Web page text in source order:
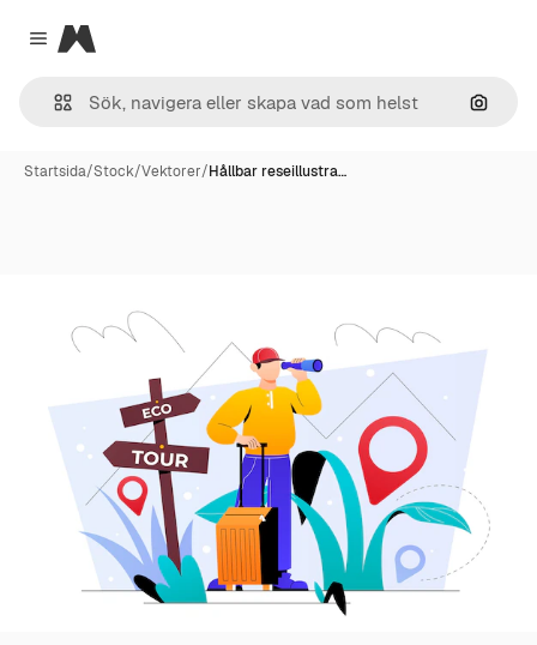
Close menu
Magnific
Sök
Startsida/Stock/Vektorer/Hållbar reseillustra…